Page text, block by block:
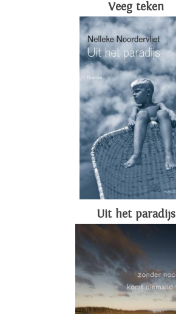
Veeg teken
Uit het paradijs